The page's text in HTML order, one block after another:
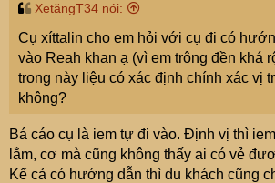
XetăngT34 nói:
Cụ xíttalin cho em hỏi với cụ đi có
vào Reah khan ạ (vì em trông đền khá
trong này liệu có xác định chính xác vị
không?
Bá cáo cụ là iem tự đi vào. Định vị thì
lắm, cơ mà cũng không thấy ai có vẻ
Kể cả có hướng dẫn thì du khách cũng